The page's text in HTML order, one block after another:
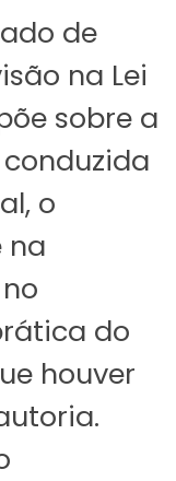
de
na Lei
sobre a
o
na
do
houver